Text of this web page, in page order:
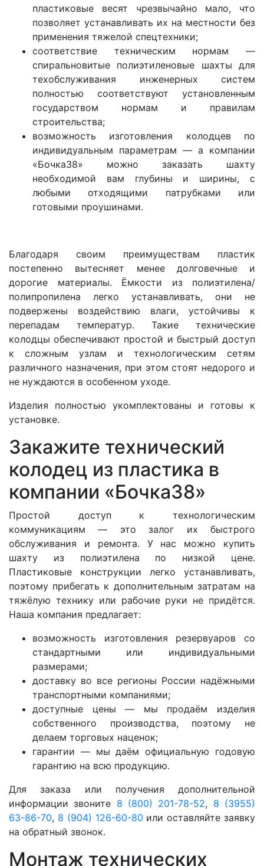
пластиковые весят чрезвычайно мало, что
позволяет устанавливать их на местности без
применения тяжелой спецтехники;
соответствие техническим нормам —
спиральновитые полиэтиленовые шахты для
техобслуживания инженерных систем
полностью соответствуют установленным
государством нормам и правилам
строительства;
возможность изготовления колодцев по
индивидуальным параметрам — а компании
«Бочка38» можно заказать шахту
необходимой вам глубины и ширины, с
любыми отходящими патрубками или
готовыми проушинами.
Благодаря своим преимуществам пластик
постепенно вытесняет менее долговечные и
дорогие материалы. Ёмкости из полиэтилена/
полипропилена легко устанавливать, они не
подвержены воздействию влаги, устойчивы к
перепадам температур. Такие технические
колодцы обеспечивают простой и быстрый доступ
к сложным узлам и технологическим сетям
различного назначения, при этом стоят недорого и
не нуждаются в особенном уходе.
Изделия полностью укомплектованы и готовы к
установке.
Закажите технический
колодец из пластика в
компании «Бочка38»
Простой доступ к технологическим
коммуникациям — это залог их быстрого
обслуживания и ремонта. У нас можно купить
шахту из полиэтилена по низкой цене.
Пластиковые конструкции легко устанавливать,
поэтому прибегать к дополнительным затратам на
тяжёлую технику или рабочие руки не придётся.
Наша компания предлагает:
возможность изготовления резервуаров со
стандартными или индивидуальными
размерами;
доставку во все регионы России надёжными
транспортными компаниями;
доступные цены — мы продаём изделия
собственного производства, поэтому не
делаем торговых наценок;
гарантии — мы даём официальную годовую
гарантию на всю продукцию.
Для заказа или получения дополнительной
информации звоните 8 (800) 201-78-52, 8 (3955)
63-86-70, 8 (904) 126-60-80 или оставляйте заявку
на обратный звонок.
Монтаж технических